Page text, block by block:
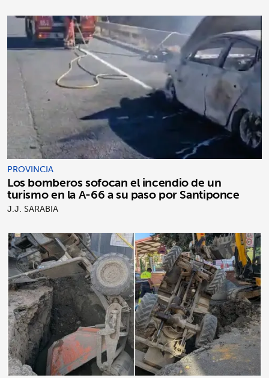
PROVINCIA
Los bomberos sofocan el incendio de un
turismo en la A-66 a su paso por Santiponce
J.J. SARABIA